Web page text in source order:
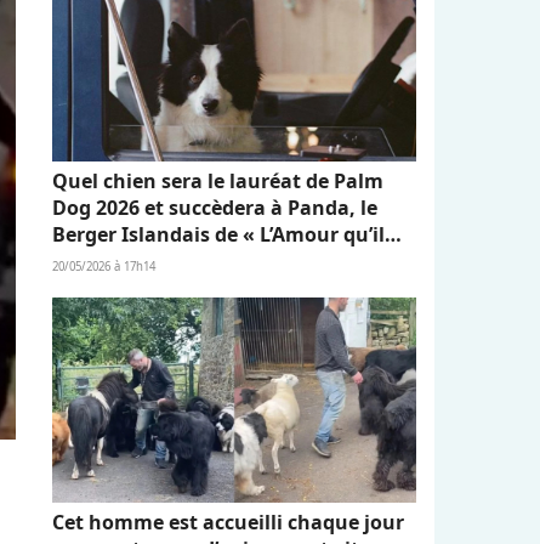
Quel chien sera le lauréat de Palm
Dog 2026 et succèdera à Panda, le
Berger Islandais de « L’Amour qu’il
nous reste » ?
20/05/2026 à 17h14
Cet homme est accueilli chaque jour